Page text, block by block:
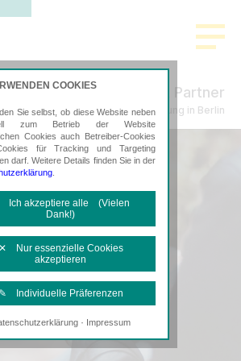
Küpper & Partner
Steuerberatung in Berlin
COOKIES
Sie selbst, ob diese Website neben
zum Betrieb der Website
Cookies auch Betreiber-Cookies
für Tracking und Targeting
darf. Weitere Details finden Sie in der
Ich akzeptiere alle (Vielen
Dank!)
✕ Nur essenzielle Cookies
akzeptieren
✎ Individuelle Präferenzen
Cookies
Cookies sind erforderlich, um die
· Impressum